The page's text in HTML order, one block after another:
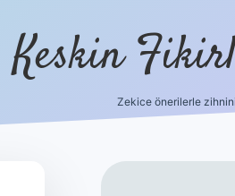
Keskin
Zekice önerilerle